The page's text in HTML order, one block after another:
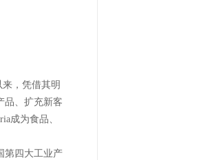
，凭借其明
品、扩充新客
成为食品、
第四大工业产